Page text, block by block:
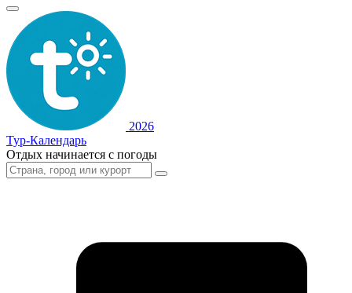
2026
Тур-Календарь
Отдых начинается с погоды